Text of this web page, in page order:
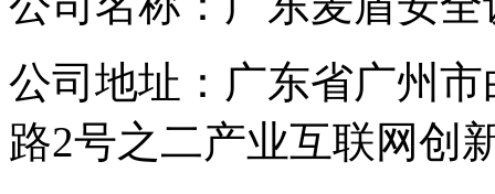
公司地址：广东省广州
路2号之二产业互联网创